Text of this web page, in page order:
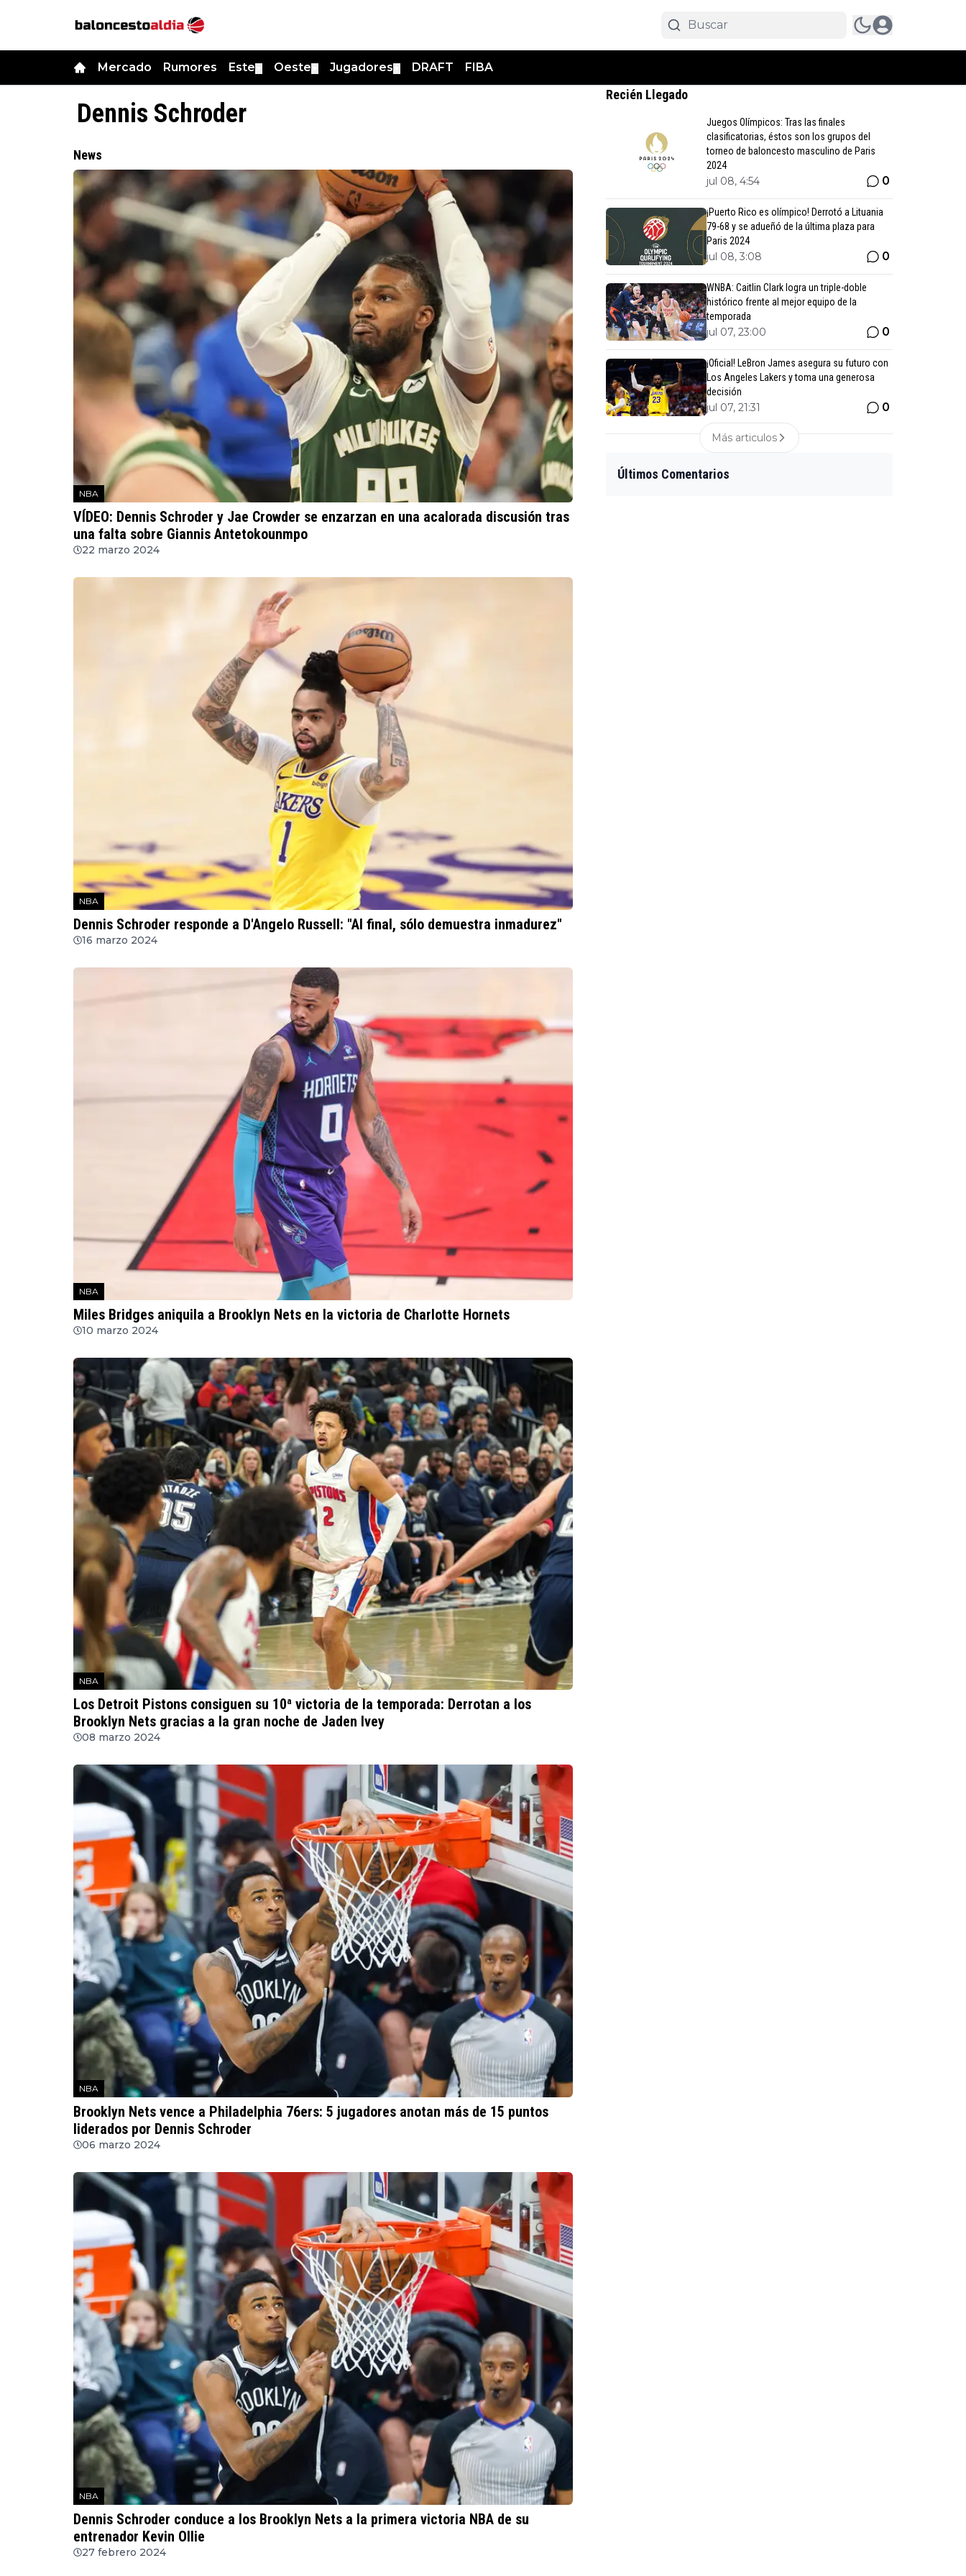
Mercado Rumores Este Oeste Jugadores DRAFT FIBA
Dennis Schroder
News
NBA
VÍDEO: Dennis Schroder y Jae Crowder se enzarzan en una acalorada discusión tras
una falta sobre Giannis Antetokounmpo
22 marzo 2024
NBA
Dennis Schroder responde a D'Angelo Russell: "Al final, sólo demuestra inmadurez"
16 marzo 2024
NBA
Miles Bridges aniquila a Brooklyn Nets en la victoria de Charlotte Hornets
10 marzo 2024
NBA
Los Detroit Pistons consiguen su 10ª victoria de la temporada: Derrotan a los
Brooklyn Nets gracias a la gran noche de Jaden Ivey
08 marzo 2024
NBA
Brooklyn Nets vence a Philadelphia 76ers: 5 jugadores anotan más de 15 puntos
liderados por Dennis Schroder
06 marzo 2024
NBA
Dennis Schroder conduce a los Brooklyn Nets a la primera victoria NBA de su
entrenador Kevin Ollie
27 febrero 2024
Recién Llegado
Juegos Olímpicos: Tras las finales
clasificatorias, éstos son los grupos del
torneo de baloncesto masculino de Paris
2024
jul 08, 4:54 0
¡Puerto Rico es olímpico! Derrotó a Lituania
79-68 y se adueñó de la última plaza para
Paris 2024
jul 08, 3:08 0
WNBA: Caitlin Clark logra un triple-doble
histórico frente al mejor equipo de la
temporada
jul 07, 23:00 0
¡Oficial! LeBron James asegura su futuro con
Los Angeles Lakers y toma una generosa
decisión
jul 07, 21:31 0
Más articulos
Últimos Comentarios